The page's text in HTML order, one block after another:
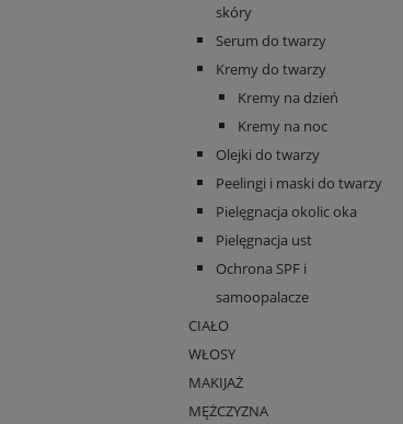
skóry
Serum do twarzy
Kremy do twarzy
Kremy na dzień
Kremy na noc
Olejki do twarzy
Peelingi i maski do twarzy
Pielęgnacja okolic oka
Pielęgnacja ust
Ochrona SPF i
samoopalacze
CIAŁO
WŁOSY
MAKIJAŻ
MĘŻCZYZNA